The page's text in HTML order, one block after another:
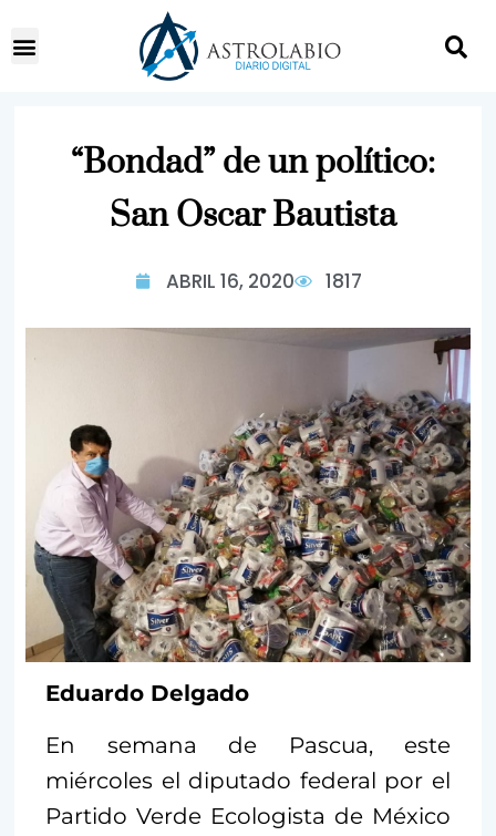
“Bondad” de un político:
San Oscar Bautista
ABRIL 16, 2020 1817
Eduardo Delgado
En semana de Pascua, este
miércoles el diputado federal por el
Partido Verde Ecologista de México